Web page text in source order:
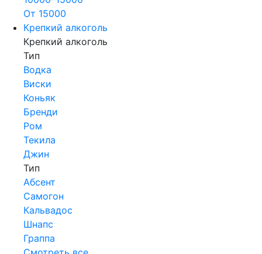
От 15000
Крепкий алкоголь
Крепкий алкоголь
Тип
Водка
Виски
Коньяк
Бренди
Ром
Текила
Джин
Тип
Абсент
Самогон
Кальвадос
Шнапс
Граппа